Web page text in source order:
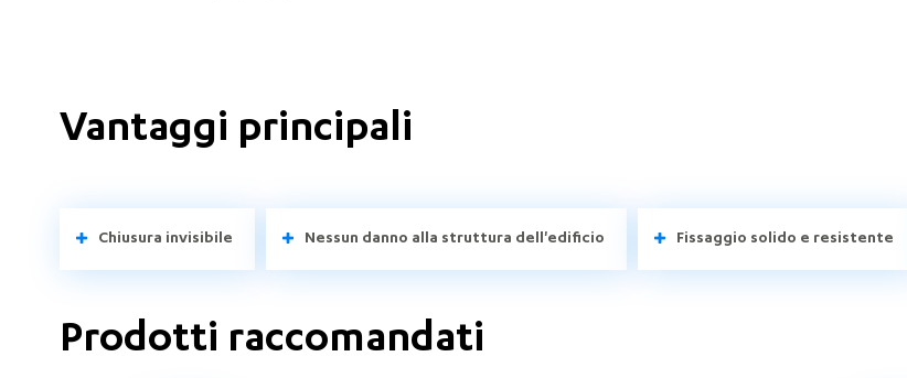
Vantaggi principali
Chiusura invisibile Nessun danno alla struttura dell'edificio Fissaggio solido e resistente
Prodotti raccomandati